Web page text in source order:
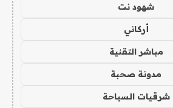
شهود نت
أركاني
مباشر التقنية
مدونة صحبة
شرقيات السياحة